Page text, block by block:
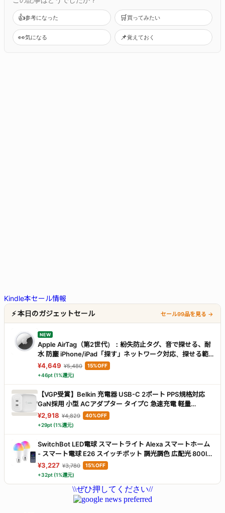
👍参考になった 🛒買ってみたい
👀気になる 📌覚えておく
Kindle本セール情報
⚡ 本日のガジェットセール
セール99品を見る →
NEW
Apple AirTag（第2世代）：紛失防止タグ、音で探せる、耐
水 防塵 iPhone/iPad「探す」ネットワーク対応、探せる範
囲が最大1.5 倍に広がった「正確な場所を見つける」機能搭
載
¥4,649 ¥5,480
15%OFF
+46pt (1%還元)
【VGP受賞】Belkin 充電器 USB-C 2ポート PPS規格対応
GaN採用 小型 ACアダプター タイプC 急速充電 軽量
【PD3.0対応 /PSE認証/折りたたみ式プラグ】
45W(25W+20W) MacBook Windows PC Surface Pro
iPad iPhone 17,16～12対応 Galaxy Android スマホ 各種ノー
トPC対応 WCH011dqWH
¥2,918 ¥4,829
40%OFF
+29pt (1%還元)
SwitchBot LED電球 スマートライト Alexa スマートホーム
- スマート電球 E26 スイッチボット 調光調色 広配光 800lm
60W形相当 電球色・昼白色対応 RGBCWマルチカラー
1600万色 間接照明 Google Home IFTTT イフト Siri
SmartThings に対応(2個パック)
¥3,227 ¥3,780
15%OFF
+32pt (1%還元)
\\ぜひ押してください//